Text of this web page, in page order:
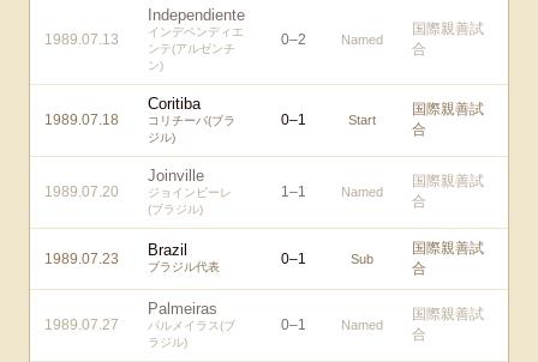
1989.07.13
Independiente
インデペンディエ
ンテ(アルゼンチ
ン)
0–2 Named
国際親善試
合
1989.07.18
Coritiba
コリチーバ(ブラ
ジル)
0–1 Start
国際親善試
合
1989.07.20
Joinville
ジョインビーレ
(ブラジル)
1–1 Named
国際親善試
合
1989.07.23 Brazil
ブラジル代表 0–1 Sub
国際親善試
合
1989.07.27
Palmeiras
パルメイラス(ブ
ラジル)
0–1 Named
国際親善試
合